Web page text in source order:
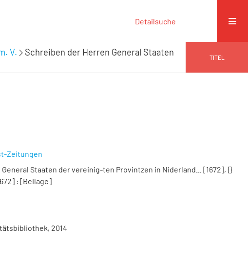
Detailsuche
V.
Schreiben der Herren General Staaten
TITEL
Zeitungen
Staaten der vereinig-ten Provintzen in Niderland... [1672], {}
: [Beilage]
2014